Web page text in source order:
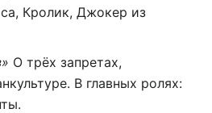
Кролик, Джокер из
О трёх запретах,
В главных ролях: